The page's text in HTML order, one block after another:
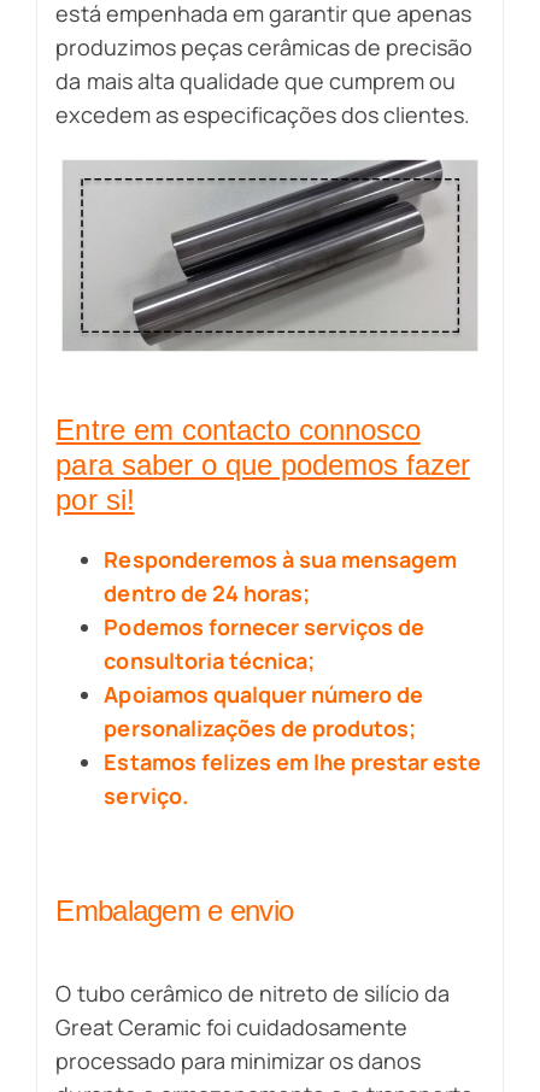
está empenhada em garantir que apenas
produzimos peças cerâmicas de precisão
da mais alta qualidade que cumprem ou
excedem as especificações dos clientes.
Entre em contacto connosco
para saber o que podemos fazer
por si!
Responderemos à sua mensagem
dentro de 24 horas;
Podemos fornecer serviços de
consultoria técnica;
Apoiamos qualquer número de
personalizações de produtos;
Estamos felizes em lhe prestar este
serviço.
Embalagem e envio
O tubo cerâmico de nitreto de silício da
Great Ceramic foi cuidadosamente
processado para minimizar os danos